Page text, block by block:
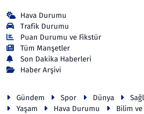
Hava Durumu
Trafik Durumu
Puan Durumu ve Fikstür
Tüm Manşetler
Son Dakika Haberleri
Haber Arşivi
Gündem Spor Dünya
Yaşam
Hava Durumu
Bilim